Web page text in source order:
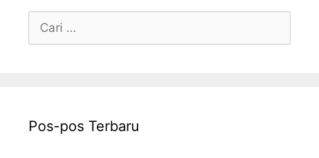
untuk:
Pos-pos Terbaru